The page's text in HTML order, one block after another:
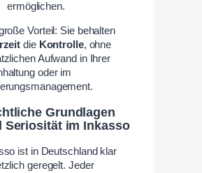
ermöglichen.
Vorteil: Sie behalten
die Kontrolle, ohne
Aufwand in Ihrer
oder im
Grundlagen
Seriosität im Inkasso
ist in Deutschland klar
geregelt. Jeder